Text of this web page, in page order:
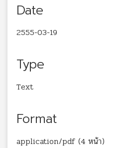
Date
2555-03-19
Type
Text
Format
application/pdf (4 หน้า)